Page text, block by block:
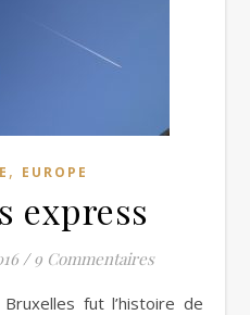
, EUROPE
express
/ 9 Commentaires